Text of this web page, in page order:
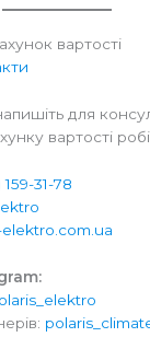
вартості
для
вартості
31-78